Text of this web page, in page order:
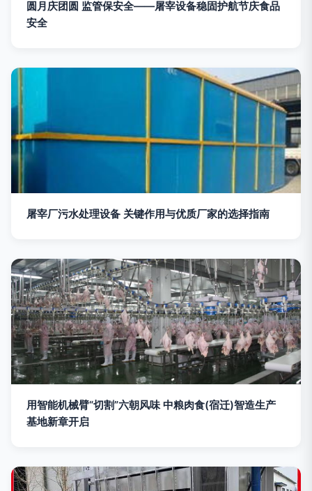
圆月庆团圆 监管保安全——屠宰设备稳固护航节庆食品
安全
屠宰厂污水处理设备 关键作用与优质厂家的选择指南
用智能机械臂“切割”六朝风味 中粮肉食(宿迁)智造生产
基地新章开启